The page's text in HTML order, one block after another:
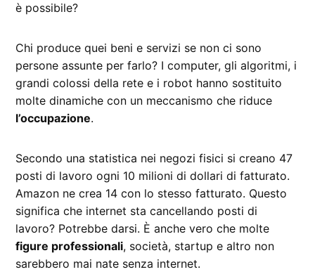
è possibile?
Chi produce quei beni e servizi se non ci sono
persone assunte per farlo? I computer, gli algoritmi, i
grandi colossi della rete e i robot hanno sostituito
molte dinamiche con un meccanismo che riduce
l’occupazione.
Secondo una statistica nei negozi fisici si creano 47
posti di lavoro ogni 10 milioni di dollari di fatturato.
Amazon ne crea 14 con lo stesso fatturato. Questo
significa che internet sta cancellando posti di
lavoro? Potrebbe darsi. È anche vero che molte
figure professionali, società, startup e altro non
sarebbero mai nate senza internet.